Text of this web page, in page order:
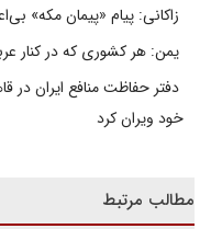
زاکانی: پیام «پیمان مکه»
یمن: هر کشوری که در کنار
دفتر حفاظت منافع ایران در
خود ویران کرد
مطالب مرتبط